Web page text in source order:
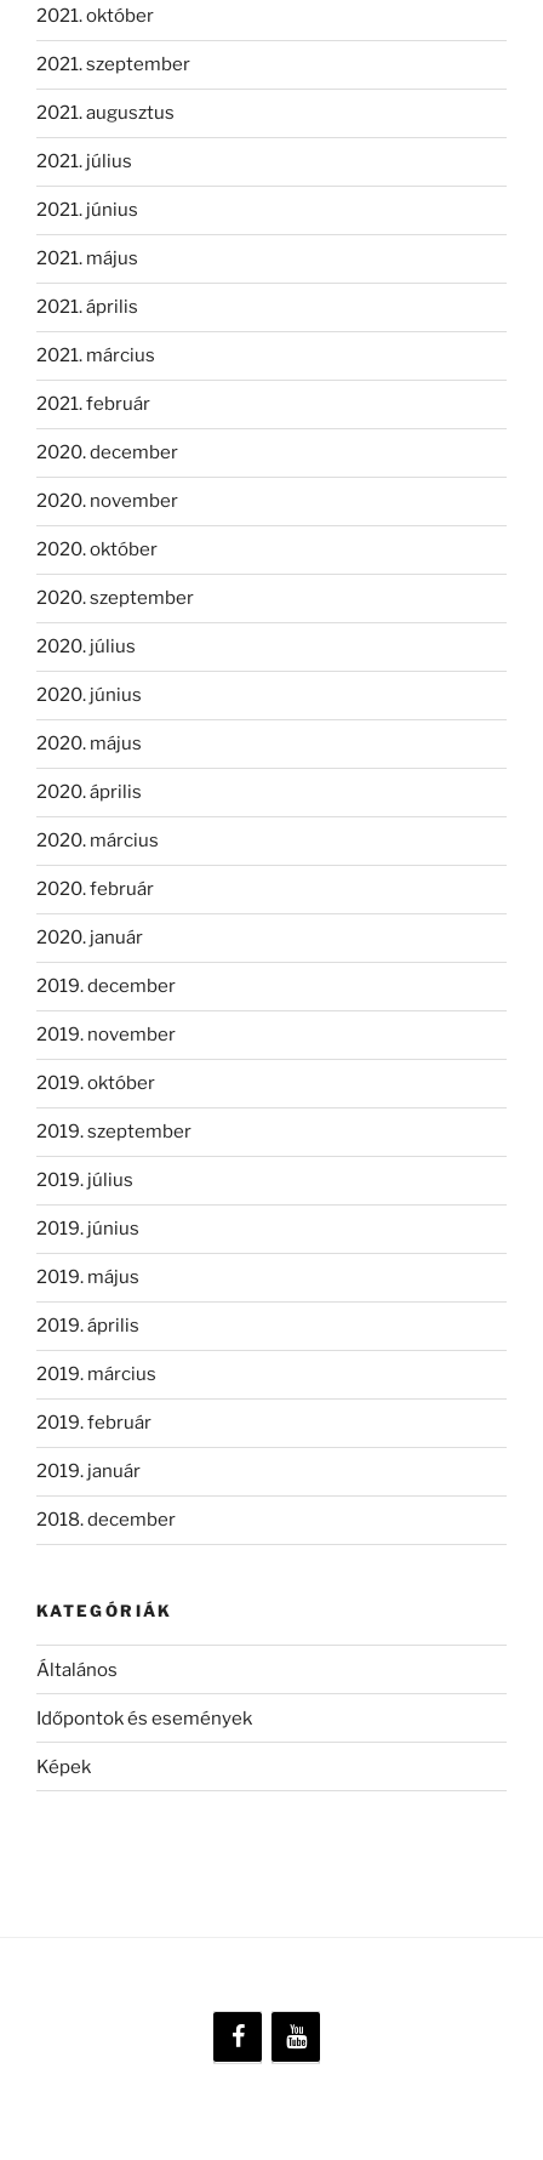
2021. október
2021. szeptember
2021. augusztus
2021. július
2021. június
2021. május
2021. április
2021. március
2021. február
2020. december
2020. november
2020. október
2020. szeptember
2020. július
2020. június
2020. május
2020. április
2020. március
2020. február
2020. január
2019. december
2019. november
2019. október
2019. szeptember
2019. július
2019. június
2019. május
2019. április
2019. március
2019. február
2019. január
2018. december
KATEGÓRIÁK
Általános
Időpontok és események
Képek